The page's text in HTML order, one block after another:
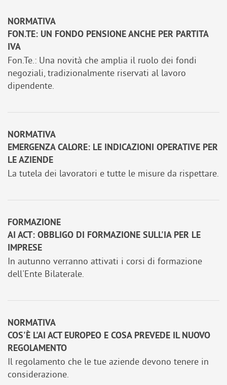
NORMATIVA
FON.TE: UN FONDO PENSIONE ANCHE PER PARTITA
IVA
Fon.Te.: Una novità che amplia il ruolo dei fondi
negoziali, tradizionalmente riservati al lavoro
dipendente.
NORMATIVA
EMERGENZA CALORE: LE INDICAZIONI OPERATIVE PER
LE AZIENDE
La tutela dei lavoratori e tutte le misure da rispettare.
FORMAZIONE
AI ACT: OBBLIGO DI FORMAZIONE SULL'IA PER LE
IMPRESE
In autunno verranno attivati i corsi di formazione
dell'Ente Bilaterale.
NORMATIVA
COS'È L'AI ACT EUROPEO E COSA PREVEDE IL NUOVO
REGOLAMENTO
Il regolamento che le tue aziende devono tenere in
considerazione.